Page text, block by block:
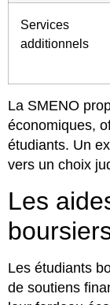
Services
additionnels
La SMENO
économiques,
étudiants. Un
vers un choix
Les
Les étudiants
de soutiens